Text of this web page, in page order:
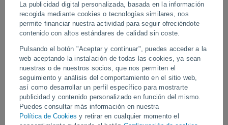
La publicidad digital personalizada, basada en la información
recogida mediante cookies o tecnologías similares, nos
permite financiar nuestra actividad para seguir ofreciéndote
contenido con altos estándares de calidad sin coste.
Pulsando el botón "Aceptar y continuar", puedes acceder a la
web aceptando la instalación de todas las cookies, ya sean
nuestras o de nuestros socios, que nos permiten el
seguimiento y análisis del comportamiento en el sitio web,
así como desarrollar un perfil específico para mostrarte
publicidad y contenido personalizado en función del mismo.
Puedes consultar más información en nuestra
Política de Cookies y retirar en cualquier momento el
Un tsunami golpea las costas de
Filipinas e Indonesia tras el terremoto
de magnitud 7,8 en la isla de
Mindanao
En varias zonas reportaron que el mar se retiró varios metros,
para volver repentinamente en forma de pequeño tsunami que
arrastró barcas y objetos situados junto a la orilla.